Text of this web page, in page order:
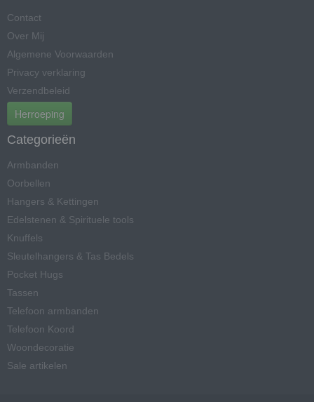
Contact
Over Mij
Algemene Voorwaarden
Privacy verklaring
Verzendbeleid
Herroeping
Categorieën
Armbanden
Oorbellen
Hangers & Kettingen
Edelstenen & Spirituele tools
Knuffels
Sleutelhangers & Tas Bedels
Pocket Hugs
Tassen
Telefoon armbanden
Telefoon Koord
Woondecoratie
Sale artikelen